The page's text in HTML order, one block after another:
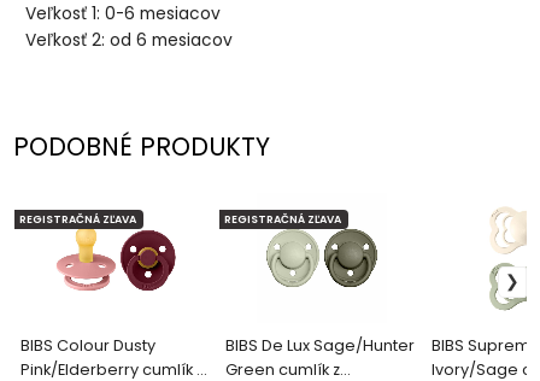
Veľkosť 1: 0-6 mesiacov
Veľkosť 2: od 6 mesiacov
PODOBNÉ PRODUKTY
BIBS Colour Dusty
Pink/Elderberry cumlík z
REGISTRAČNÁ ZĽAVA
BIBS De Lux Sage/Hunter
Green cumlík z
REGISTRAČNÁ ZĽAVA
BIBS Supreme
Ivory/Sage